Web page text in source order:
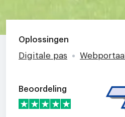
Oplossingen
Digitale pas Webportaal
Beoordeling